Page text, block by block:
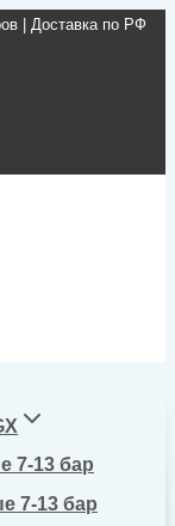
| Доставка по РФ
7-13 бар
7-13 бар